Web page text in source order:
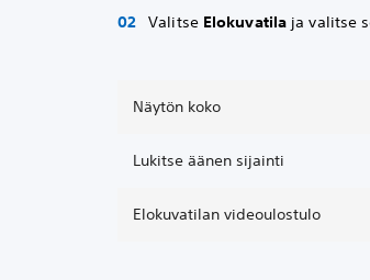
Valitse Elokuvatila ja valitse
Näytön koko
Lukitse äänen sijainti
Elokuvatilan videoulostulo